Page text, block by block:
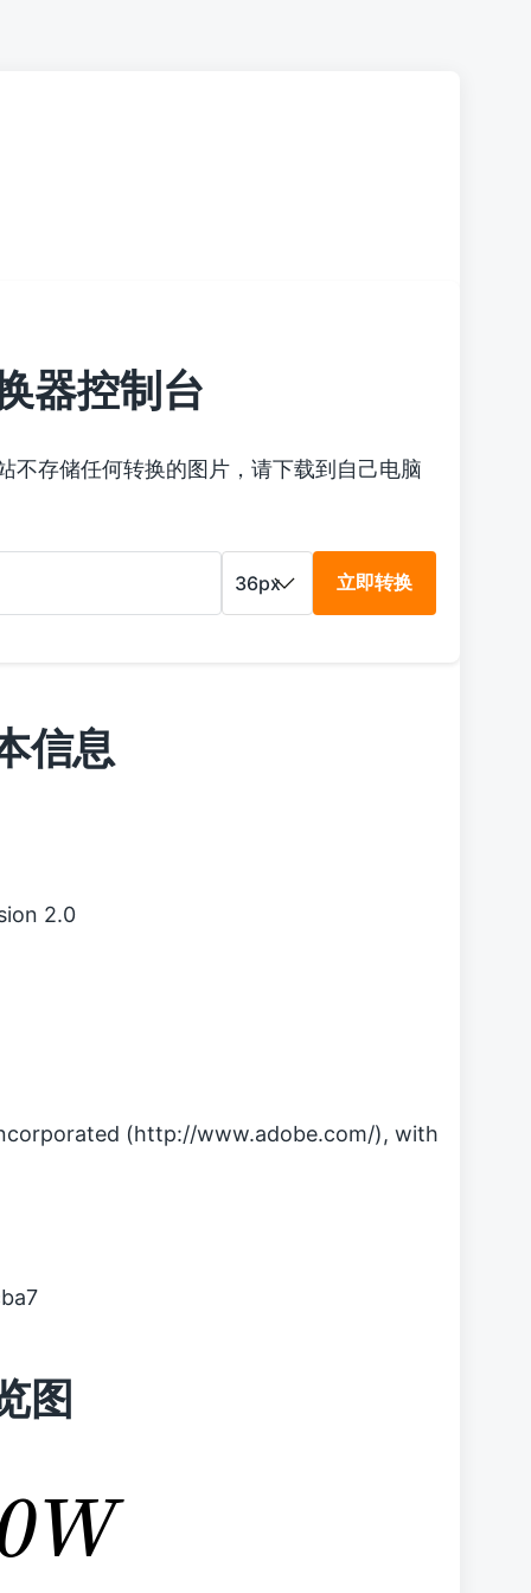
器控制台
不存储任何转换的图片，请下载到自己电脑
立即转换
信息
2.0
(http://www.adobe.com/), with
图